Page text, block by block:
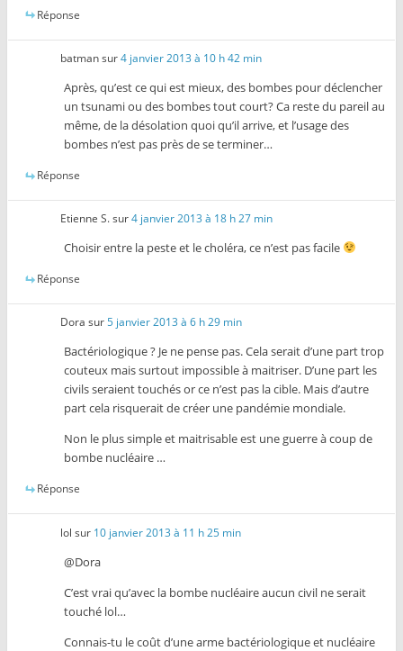
Réponse
batmansur4 janvier 2013 à 10 h 42 min
Après, qu’est ce qui est mieux, des bombes pour déclencher
un tsunami ou des bombes tout court? Ca reste du pareil au
même, de la désolation quoi qu’il arrive, et l’usage des
bombes n’est pas près de se terminer…
Réponse
Etienne S.sur4 janvier 2013 à 18 h 27 min
Choisir entre la peste et le choléra, ce n’est pas facile
Réponse
Dora sur5 janvier 2013 à 6 h 29 min
Bactériologique ? Je ne pense pas. Cela serait d’une part trop
couteux mais surtout impossible à maitriser. D’une part les
civils seraient touchés or ce n’est pas la cible. Mais d’autre
part cela risquerait de créer une pandémie mondiale.
Non le plus simple et maitrisable est une guerre à coup de
bombe nucléaire …
Réponse
lol sur 10 janvier 2013 à 11 h 25 min
@Dora
C’est vrai qu’avec la bombe nucléaire aucun civil ne serait
touché lol…
Connais-tu le coût d’une arme bactériologique et nucléaire